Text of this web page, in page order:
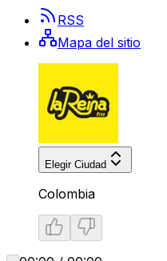
RSS
Mapa del sitio
Elegir Ciudad
Colombia